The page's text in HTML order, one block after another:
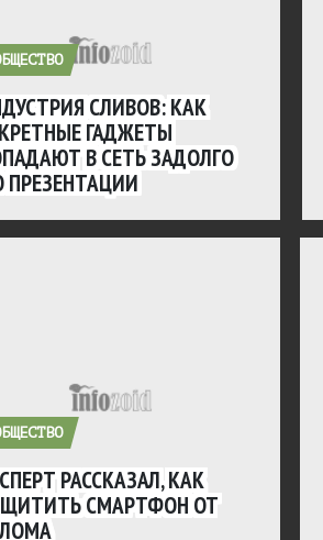
СЛИВОВ: КАК
ГАДЖЕТЫ
В СЕТЬ ЗАДОЛГО
ПРЕЗЕНТАЦИИ
РАССКАЗАЛ, КАК
СМАРТФОН ОТ